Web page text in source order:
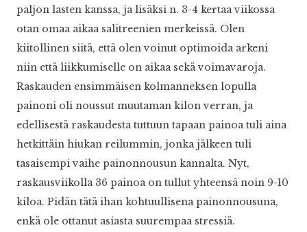
paljon lasten kanssa, ja lisäksi n. 3-4 kertaa viikossa
otan omaa aikaa salitreenien merkeissä. Olen
kiitollinen siitä, että olen voinut optimoida arkeni
niin että liikkumiselle on aikaa sekä voimavaroja.
Raskauden ensimmäisen kolmanneksen lopulla
painoni oli noussut muutaman kilon verran, ja
edellisestä raskaudesta tuttuun tapaan painoa tuli aina
hetkittäin hiukan reilummin, jonka jälkeen tuli
tasaisempi vaihe painonnousun kannalta. Nyt,
raskausviikolla 36 painoa on tullut yhteensä noin 9-10
kiloa. Pidän tätä ihan kohtuullisena painonnousuna,
enkä ole ottanut asiasta suurempaa stressiä.